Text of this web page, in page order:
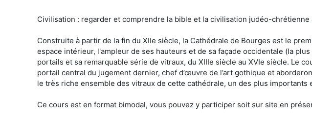
Civilisation : regarder et comprendre la bible et la civilisation judéo-
Construite à partir de la fin du XIIe siècle, la Cathédrale de Bourges est le
espace intérieur, l'ampleur de ses hauteurs et de sa façade occidentale (la
portails et sa remarquable série de vitraux, du XIIIe siècle au XVIe siècle. Le
portail central du jugement dernier, chef d’œuvre de l’art gothique et
le très riche ensemble des vitraux de cette cathédrale, un des plus importants
Ce cours est en format bimodal, vous pouvez y participer soit sur site en